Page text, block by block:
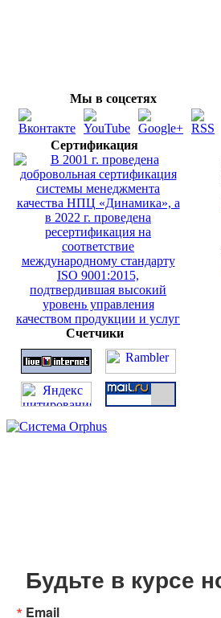
Мы в соцсетях
Сертификация
Счетчики
Будьте в курсе
Email